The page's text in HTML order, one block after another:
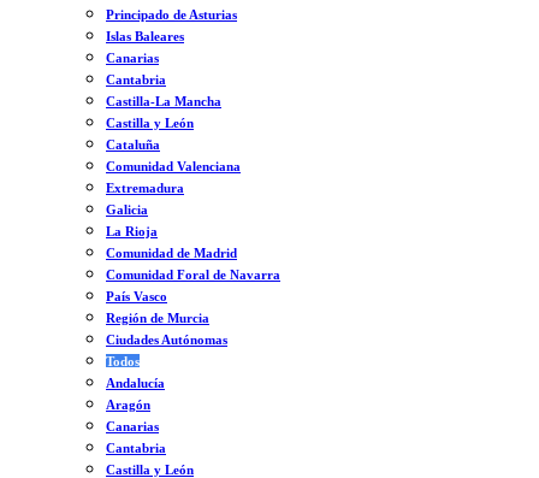
Principado de Asturias
Islas Baleares
Canarias
Cantabria
Castilla-La Mancha
Castilla y León
Cataluña
Comunidad Valenciana
Extremadura
Galicia
La Rioja
Comunidad de Madrid
Comunidad Foral de Navarra
País Vasco
Región de Murcia
Ciudades Autónomas
Todos
Andalucía
Aragón
Canarias
Cantabria
Castilla y León